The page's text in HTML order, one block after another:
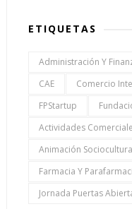
ETIQUETAS
Administración Y
CAE
Comercio
FPStartup
Actividades
Animación
Farmacia Y
Jornada Puertas